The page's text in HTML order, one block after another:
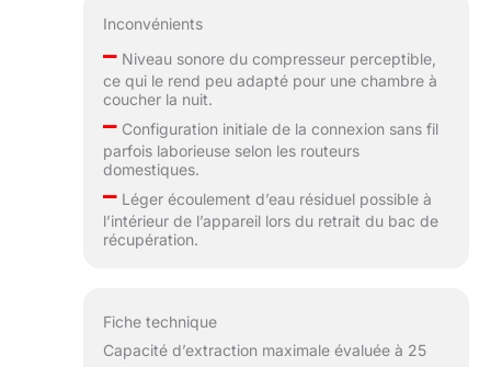
Inconvénients
–Niveau sonore du compresseur perceptible,
ce qui le rend peu adapté pour une chambre à
coucher la nuit.
–Configuration initiale de la connexion sans fil
parfois laborieuse selon les routeurs
domestiques.
–Léger écoulement d’eau résiduel possible à
l’intérieur de l’appareil lors du retrait du bac de
récupération.
Fiche technique
Capacité d’extraction maximale évaluée à 25